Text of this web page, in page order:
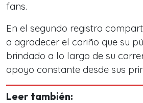
fans.
En el segundo registro
a agradecer el cariño que su
brindado a lo largo de su
apoyo constante desde sus
Leer también: